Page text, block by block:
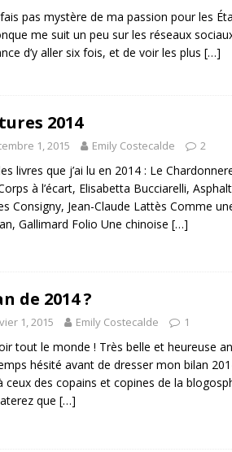
fais pas mystère de ma passion pour les
me suit un peu sur les réseaux
d’y aller six fois, et de voir les plus […]
2014
1, 2015 Emily Costecalde 2
livres que j’ai lu en 2014 : Le
à l’écart, Elisabetta Bucciarelli,
Consigny, Jean-Claude Lattès Comme
Gallimard Folio Une chinoise […]
de 2014 ?
1, 2015 Emily Costecalde 1
tout le monde ! Très belle et heureuse
hésité avant de dresser mon bilan
ceux des copains et copines de la
que […]